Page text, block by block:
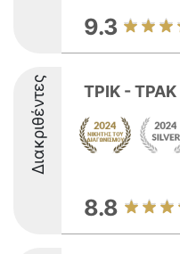
9.3
Διακριθέντες ΤΡΙΚ - ΤΡΑΚ
8.8